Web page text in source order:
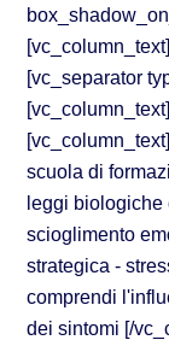
[vc_separator
scuola di
leggi
scioglimento
strategica -
comprendi
dei sintomi [/